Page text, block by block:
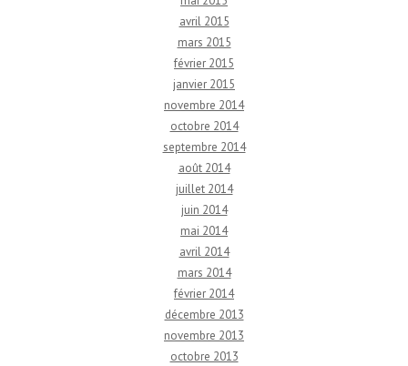
avril 2015
mars 2015
février 2015
janvier 2015
novembre 2014
octobre 2014
septembre 2014
août 2014
juillet 2014
juin 2014
mai 2014
avril 2014
mars 2014
février 2014
décembre 2013
novembre 2013
octobre 2013